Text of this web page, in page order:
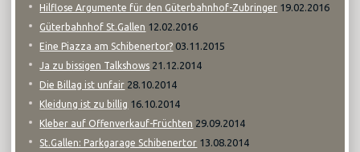
Hilflose Argumente für den Güterbahnhof-Zubringer 19.02.2016
Güterbahnhof St.Gallen 12.02.2016
Eine Piazza am Schibenertor? 03.11.2015
Ja zu bissigen Talkshows 21.12.2014
Die Billag ist unfair 28.10.2014
Kleidung ist zu billig 16.10.2014
Kleber auf Offenverkauf-Früchten 29.09.2014
St.Gallen: Parkgarage Schibenertor 13.08.2014